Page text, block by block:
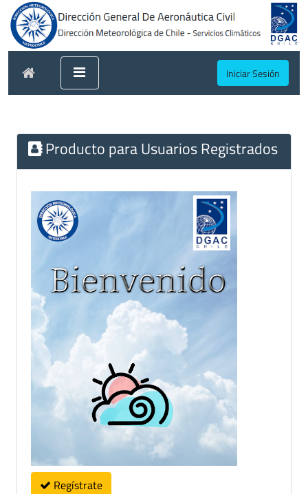
Iniciar Sesión
Producto para Usuarios Registrados
Regístrate